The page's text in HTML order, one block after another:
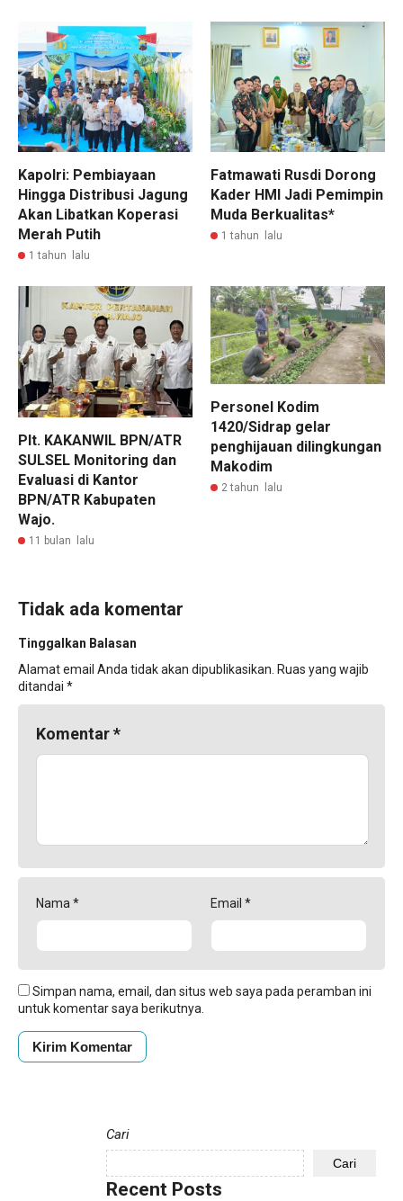
Kapolri: Pembiayaan
Hingga Distribusi Jagung
Akan Libatkan Koperasi
Merah Putih
1 tahun lalu
Fatmawati Rusdi Dorong
Kader HMI Jadi Pemimpin
Muda Berkualitas*
1 tahun lalu
Plt. KAKANWIL BPN/ATR
SULSEL Monitoring dan
Evaluasi di Kantor
BPN/ATR Kabupaten
Wajo.
11 bulan lalu
Personel Kodim
1420/Sidrap gelar
penghijauan dilingkungan
Makodim
2 tahun lalu
Tidak ada komentar
Tinggalkan Balasan
Alamat email Anda tidak akan dipublikasikan. Ruas yang wajib
ditandai *
Komentar*
Nama * Email *
Simpan nama, email, dan situs web saya pada peramban ini
untuk komentar saya berikutnya.
Cari
Cari
Recent Posts